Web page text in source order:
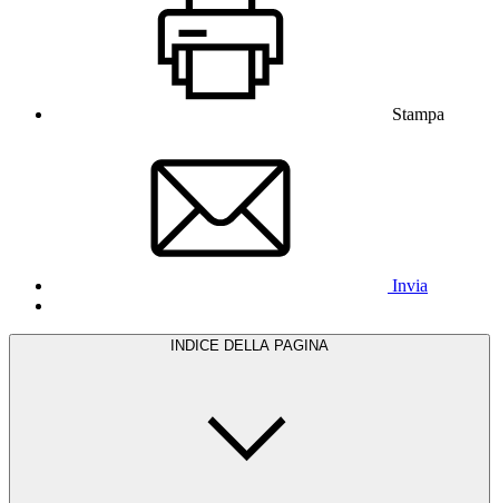
Stampa
Invia
INDICE DELLA PAGINA